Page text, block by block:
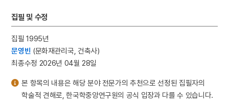
집필 및 수정
집필 1995년
문영빈 (문화재관리국, 건축사)
최종수정 2026년 04월 28일
본 항목의 내용은 해당 분야 전문가의 추천으로 선정된 집필자의
학술적 견해로, 한국학중앙연구원의 공식 입장과 다를 수 있습니다.